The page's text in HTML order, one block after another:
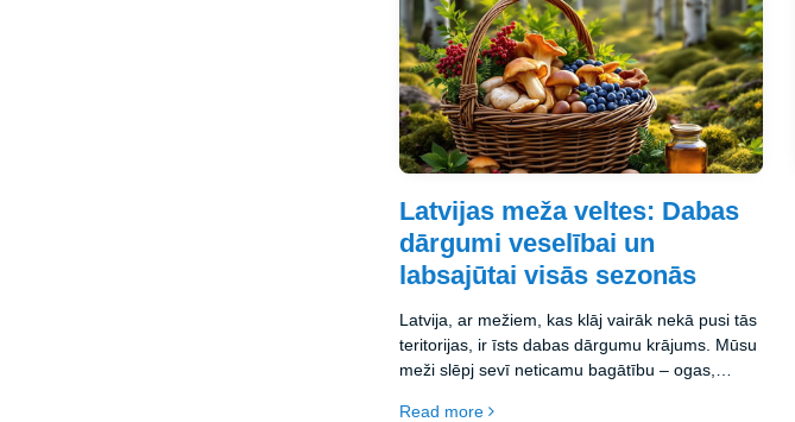
Latvijas meža veltes: Dabas
dārgumi veselībai un
labsajūtai visās sezonās
Latvija, ar mežiem, kas klāj vairāk nekā pusi tās
teritorijas, ir īsts dabas dārgumu krājums. Mūsu
meži slēpj sevī neticamu bagātību – ogas,
Read more